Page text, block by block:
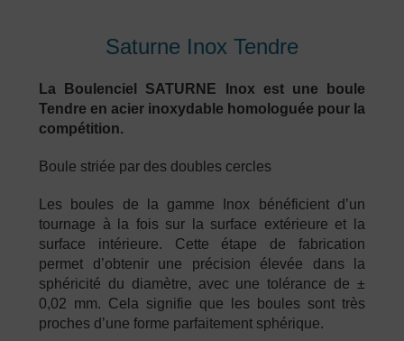
Saturne Inox Tendre
La Boulenciel SATURNE Inox est une boule
Tendre en acier inoxydable homologuée pour la
compétition.
Boule striée par des doubles cercles
Les boules de la gamme Inox bénéficient d’un
tournage à la fois sur la surface extérieure et la
surface intérieure. Cette étape de fabrication
permet d’obtenir une précision élevée dans la
sphéricité du diamètre, avec une tolérance de ±
0,02 mm. Cela signifie que les boules sont très
proches d’une forme parfaitement sphérique.